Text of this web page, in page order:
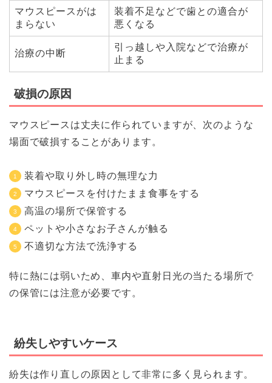
マウスピースがは
まらない
装着不足などで歯との適合が
悪くなる
治療の中断
引っ越しや入院などで治療が
止まる
破損の原因
マウスピースは丈夫に作られていますが、次のような
場面で破損することがあります。
装着や取り外し時の無理な力
マウスピースを付けたまま食事をする
高温の場所で保管する
ペットや小さなお子さんが触る
不適切な方法で洗浄する
特に熱には弱いため、車内や直射日光の当たる場所で
の保管には注意が必要です。
紛失しやすいケース
紛失は作り直しの原因として非常に多く見られます。